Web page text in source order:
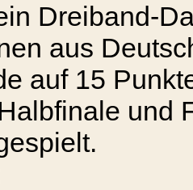
Dreiband-
aus
auf 15
und